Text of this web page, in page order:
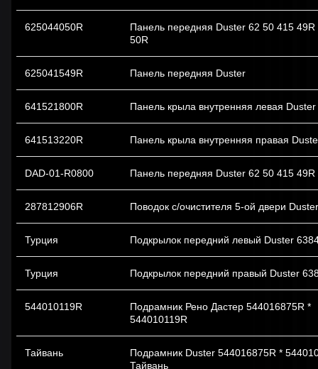
625044050R
Панель передняя Duster 62 50 415 49R
50R
625041549R Панель передняя Duster
641521800R Панель крыла внутренняя левая Duster
641513220R Панель крыла внутренняя правая
DAD-01-R0800 Панель передняя Duster 62 50 415 49R
287812906R Поводок с/очистителя 5-ой двери Duster
Турция Подкрылок передний левый Duster
Турция Подкрылок передний правый Duster
544010119R
Подрамник Рено Дастер 544016875R *
544010119R
Тайвань
Подрамник Duster 544016875R *
Тайвань